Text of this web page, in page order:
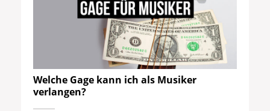
Welche Gage kann ich als Musiker
verlangen?